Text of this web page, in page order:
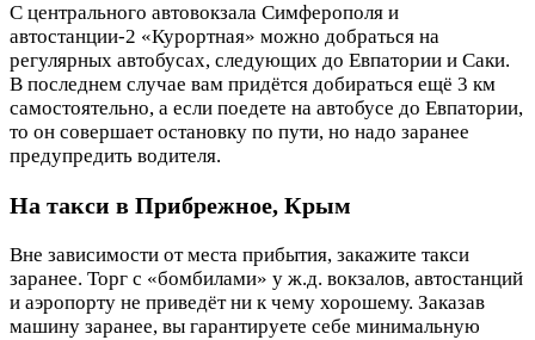
С центрального автовокзала Симферополя и
автостанции-2 «Курортная» можно добраться на
регулярных автобусах, следующих до Евпатории и Саки.
В последнем случае вам придётся добираться ещё 3 км
самостоятельно, а если поедете на автобусе до Евпатории,
то он совершает остановку по пути, но надо заранее
предупредить водителя.
На такси в Прибрежное, Крым
Вне зависимости от места прибытия, закажите такси
заранее. Торг с «бомбилами» у ж.д. вокзалов, автостанций
и аэропорту не приведёт ни к чему хорошему. Заказав
машину заранее, вы гарантируете себе минимальную